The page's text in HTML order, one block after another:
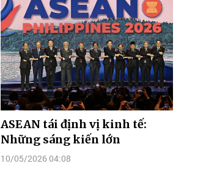
ASEAN tái định vị kinh tế:
Những sáng kiến lớn
10/05/2026 04:08